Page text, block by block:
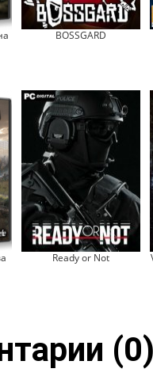
BOSSGARD
Ready or Not
(0)